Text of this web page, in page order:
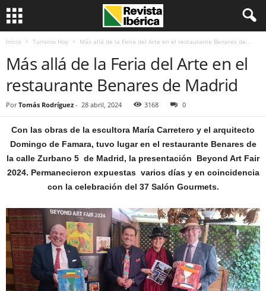
Inicio Turismo Hoy Más allá de la Feria del Arte en el restaurante Benares de...
Más allá de la Feria del Arte en el
restaurante Benares de Madrid
Por Tomás Rodríguez - 28 abril, 2024 3168 0
Con las obras de la escultora María Carretero y el arquitecto
Domingo de Famara, tuvo lugar en el restaurante Benares de
la calle Zurbano 5 de Madrid, la presentación Beyond Art Fair
2024. Permanecieron expuestas varios días y en coincidencia
con la celebración del 37 Salón Gourmets.